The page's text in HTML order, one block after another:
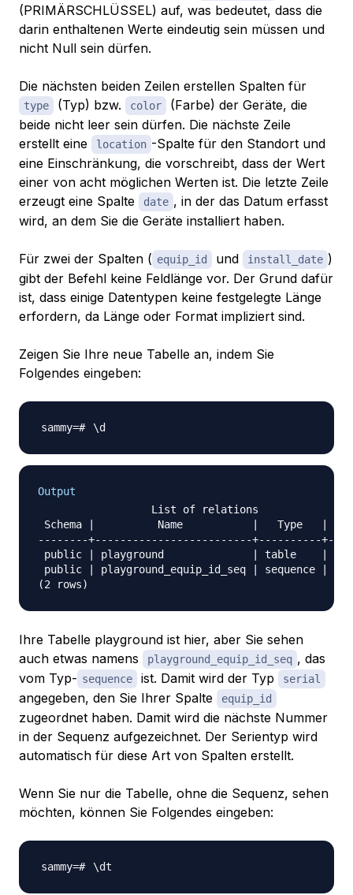
(PRIMÄRSCHLÜSSEL) auf, was bedeutet, dass die
darin enthaltenen Werte eindeutig sein müssen und
nicht Null sein dürfen.
Die nächsten beiden Zeilen erstellen Spalten für
type (Typ) bzw. color
(Farbe) der Geräte, die
beide nicht leer sein dürfen. Die nächste Zeile
erstellt eine
location -Spalte für den Standort und
eine Einschränkung, die vorschreibt, dass der Wert
einer von acht möglichen Werten ist. Die letzte Zeile
erzeugt eine Spalte
date , in der das Datum erfasst
wird, an dem Sie die Geräte installiert haben.
Für zwei der Spalten ( equip_id und install_date )
gibt der Befehl keine Feldlänge vor. Der Grund dafür
ist, dass einige Datentypen keine festgelegte Länge
erfordern, da Länge oder Format impliziert sind.
Zeigen Sie Ihre neue Tabelle an, indem Sie
Folgendes eingeben:
\
Output
                  List of relations
Schema |          Name           |   Type   |
--------+-------------------------+----------
public | playground              | table    |
public | playground_equip_id_seq | sequence |
Ihre Tabelle playground ist hier, aber Sie sehen
auch etwas namens
playground_equip_id_seq , das
vom Typ- sequence ist. Damit wird der Typ serial
angegeben, den Sie Ihrer Spalte equip_id
zugeordnet haben. Damit wird die nächste Nummer
in der Sequenz aufgezeichnet. Der Serientyp wird
automatisch für diese Art von Spalten erstellt.
Wenn Sie nur die Tabelle, ohne die Sequenz, sehen
möchten, können Sie Folgendes eingeben:
\